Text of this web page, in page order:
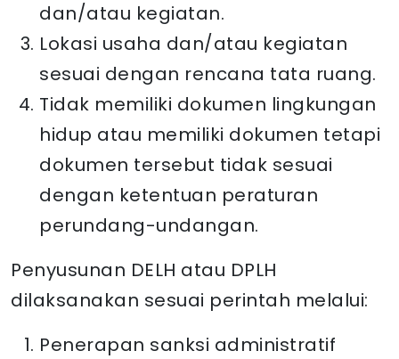
dan/atau kegiatan.
Lokasi usaha dan/atau kegiatan
sesuai dengan rencana tata ruang.
Tidak memiliki dokumen lingkungan
hidup atau memiliki dokumen tetapi
dokumen tersebut tidak sesuai
dengan ketentuan peraturan
perundang-undangan.
Penyusunan DELH atau DPLH
dilaksanakan sesuai perintah melalui:
Penerapan sanksi administratif